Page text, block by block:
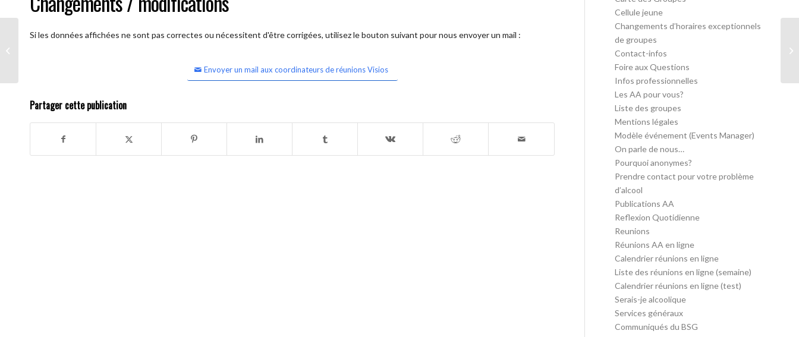
Si les données affichées ne sont pas correctes ou nécessitent d'être corrigées, utilisez le bouton suivant pour nous envoyer un mail :
Envoyer un mail aux coordinateurs de réunions Visios
Partager cette publication
Cellule jeune
Changements d’horaires exceptionnels
de groupes
Contact-infos
Foire aux Questions
Infos professionnelles
Les AA pour vous?
Liste des groupes
Mentions légales
Modèle événement (Events Manager)
On parle de nous…
Pourquoi anonymes?
Prendre contact pour votre problème
d’alcool
Publications AA
Reflexion Quotidienne
Reunions
Réunions AA en ligne
Calendrier réunions en ligne
Liste des réunions en ligne (semaine)
Calendrier réunions en ligne (test)
Serais-je alcoolique
Services généraux
Communiqués du BSG